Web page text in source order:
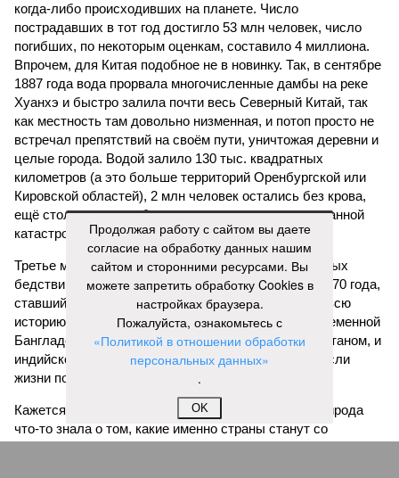
когда-либо происходивших на планете. Число
пострадавших в тот год достигло 53 млн человек, число
погибших, по некоторым оценкам, составило 4 миллиона.
Впрочем, для Китая подобное не в новинку. Так, в сентябре
1887 года вода прорвала многочисленные дамбы на реке
Хуанхэ и быстро залила почти весь Северный Китай, так
как местность там довольно низменная, и потоп просто не
встречал препятствий на своём пути, уничтожая деревни и
целые города. Водой залило 130 тыс. квадратных
километров (а это больше территорий Оренбургской или
Кировской областей), 2 млн человек остались без крова,
ещё столько же погибли в результате спровоцированной
катастрофой пандемии.
Третье место по кровожадности в рейтинге стихийных
бедствий занимает смертоносный циклон Бхола 1970 года,
ставший самым мощным среди себе подобных за всю
историю наблюдений. Он поразил территории современной
Бангладеш, тогда называвшейся Восточным Пакистаном, и
индийского штата Западная Бенгалия. Шторма унесли
жизни полумиллиона человек.
Кажется, стремящаяся сохранить свою чистоту природа
что-то знала о том, какие именно страны станут со
Продолжая работу с сайтом вы даете
согласие на обработку данных нашим
сайтом и сторонними ресурсами. Вы
можете запретить обработку Cookies в
настройках браузера.
Пожалуйста, ознакомьтесь с
«Политикой в отношении обработки
персональных данных»
.
OK